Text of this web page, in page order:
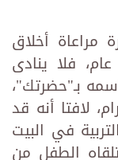
مراعاة أخلاق
فلا ينادى
بـ"حضرتك"،
لافتا أنه قد
في البيت
الطفل من